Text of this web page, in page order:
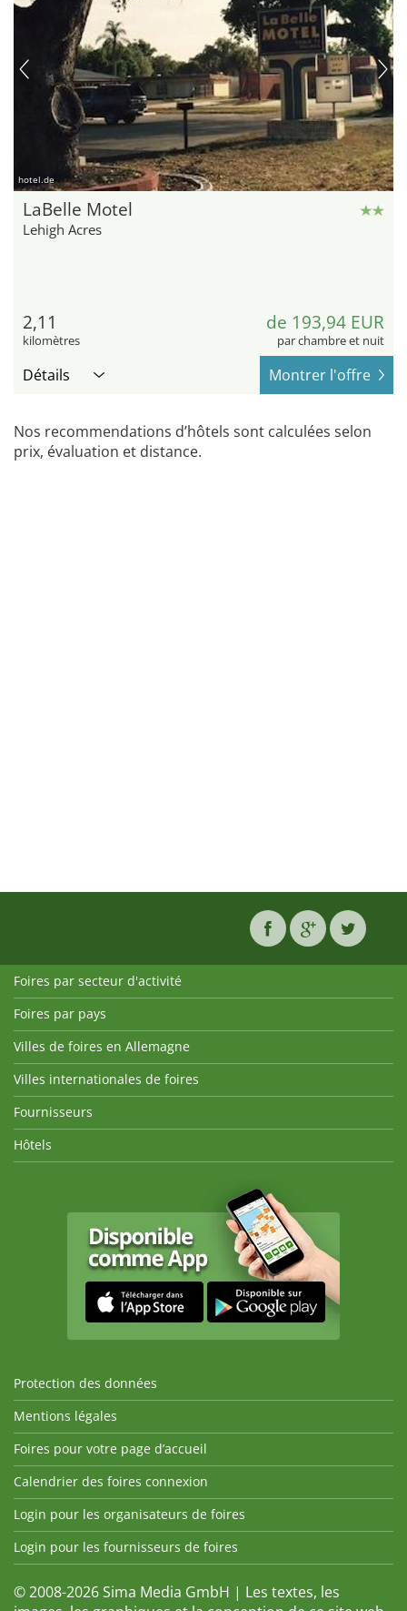
hotel.de
LaBelle Motel
Lehigh Acres
2,11
kilomètres
de 193,94 EUR
par chambre et nuit
Détails Montrer l'offre
Nos recommendations d’hôtels sont calculées selon
prix, évaluation et distance.
Foires par secteur d'activité
Foires par pays
Villes de foires en Allemagne
Villes internationales de foires
Fournisseurs
Hôtels
Protection des données
Mentions légales
Foires pour votre page d’accueil
Calendrier des foires connexion
Login pour les organisateurs de foires
Login pour les fournisseurs de foires
© 2008-2026 Sima Media GmbH | Les textes, les